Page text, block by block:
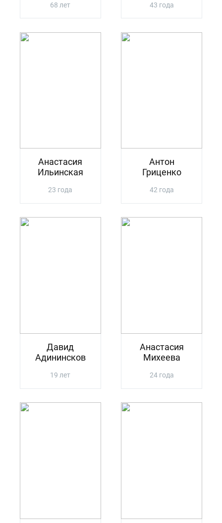
68 лет 43 года
Анастасия
Ильинская
23 года
Антон
Гриценко
42 года
Давид
Адининсков
19 лет
Анастасия
Михеева
24 года